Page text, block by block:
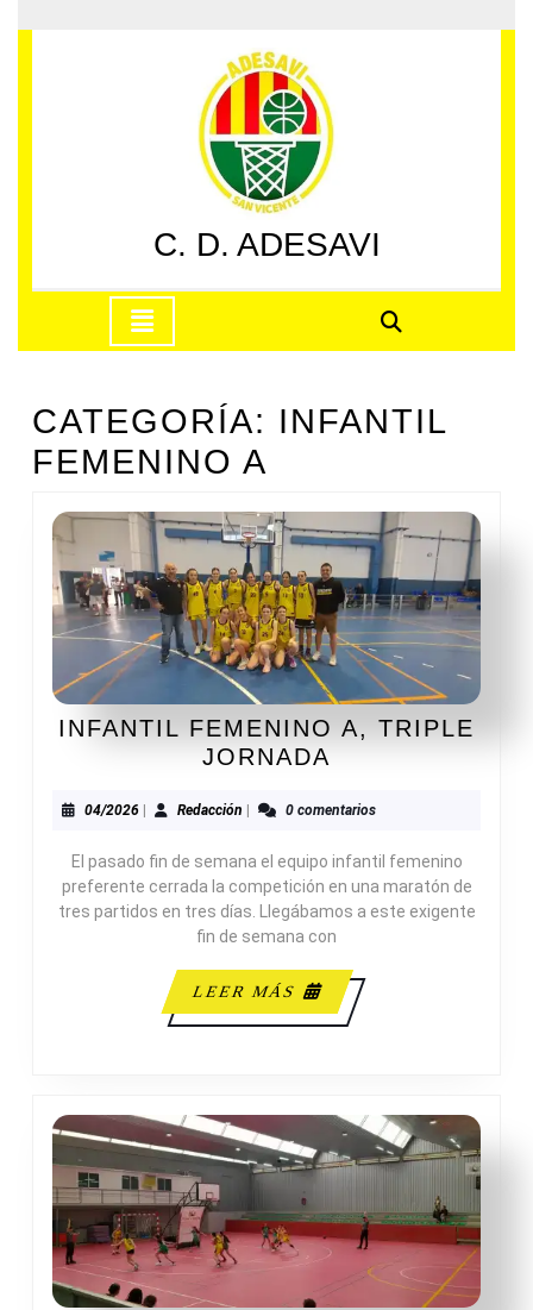
al
C. D. ADESAVI
apertura
CATEGORÍA: INFANTIL
FEMENINO A
INFANTIL FEMENINO A, TRIPLE
JORNADA
A,
JORNADA
04/202604/2026RedacciónRedacción0 comentarios
El pasado fin de semana el equipo infantil femenino
preferente cerrada la competición en una maratón de
tres partidos en tres días. Llegábamos a este exigente
fin de semana con
LEER MÁS
LEER
MÁS